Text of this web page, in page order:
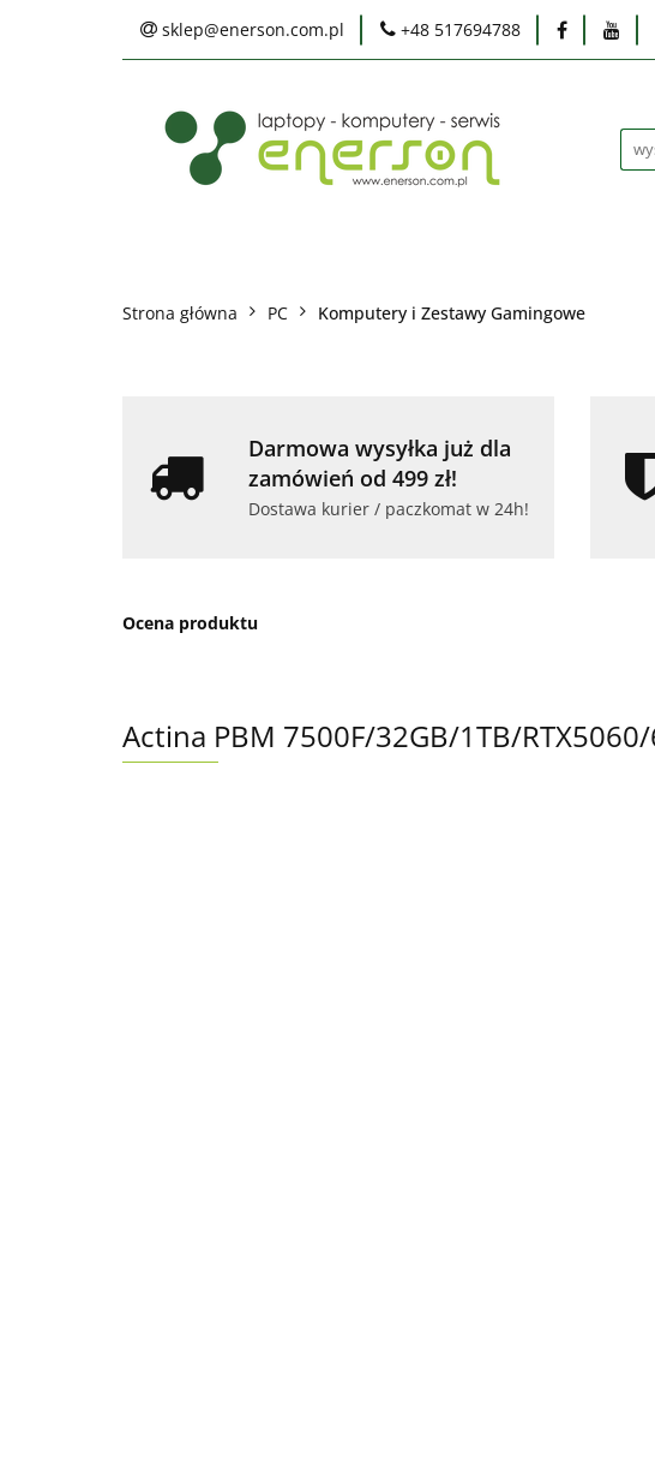
sklep@enerson.com.pl +48 517694788
Serwis
Praca Ochrona środowiska Dlaczego
Laptopy PC
Karty graficzne Akcesoria
Strona główna PC Komputery i Zestawy Gamingowe
Darmowa wysyłka już dla
zamówień od 499 zł!
Dostawa kurier / paczkomat w 24h!
Ocena produktu
Actina PBM 7500F/32GB/1TB/